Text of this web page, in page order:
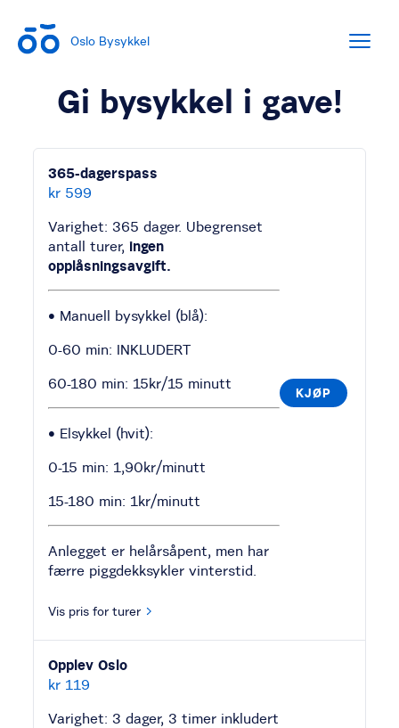
Oslo Bysykkel
Gi bysykkel i gave!
365-dagerspass
kr 599
Varighet: 365 dager. Ubegrenset
antall turer, ingen
opplåsningsavgift.
• Manuell bysykkel (blå):
0-60 min: INKLUDERT
60-180 min: 15kr/15 minutt
• Elsykkel (hvit):
0-15 min: 1,90kr/minutt
15-180 min: 1kr/minutt
Anlegget er helårsåpent, men har
færre piggdekksykler vinterstid.
Vis pris for turer
KJØP
Opplev Oslo
kr 119
Varighet: 3 dager, 3 timer inkludert